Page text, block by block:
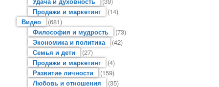
Продажи и маркетинг
(14)
Видео
(681)
Философия и мудрость
(73)
Экономика и политика
(42)
Семья и дети
(27)
Продажи и маркетинг
(4)
Развитие личности
(159)
Любовь и отношения
(35)